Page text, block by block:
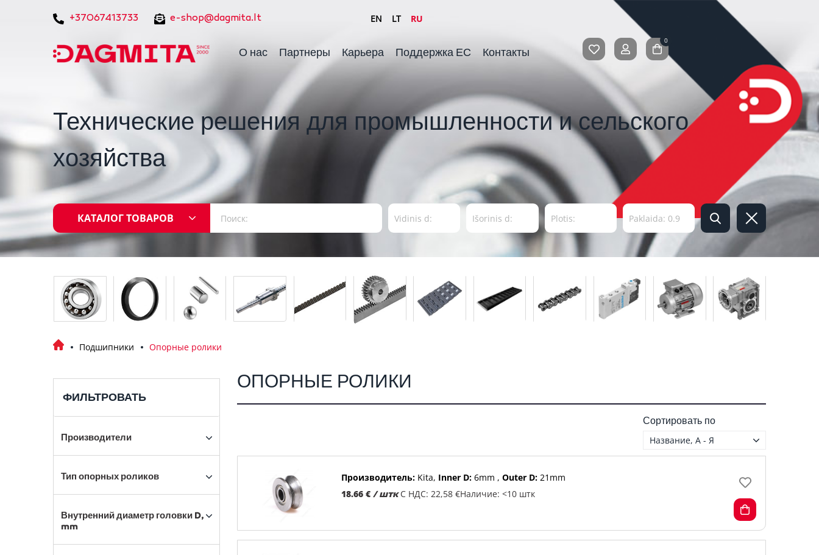
+37067413733 e-shop@dagmita.lt EN LT RU
О нас Партнеры Карьера Поддержка ЕС Контакты
0
Технические решения для промышленности и сельского
хозяйства
КАТАЛОГ ТОВАРОВ
Подшипники Опорные ролики
ФИЛЬТРОВАТЬ
Производители
Тип опорных роликов
Внутренний диаметр головки D,
mm
ОПОРНЫЕ РОЛИКИ
Сортировать по
Название, А - Я
Производитель: Kita Inner D: 6mm Outer D: 21mm
18.66 € / штк С НДС: 22,58 €Наличие: <10 штк